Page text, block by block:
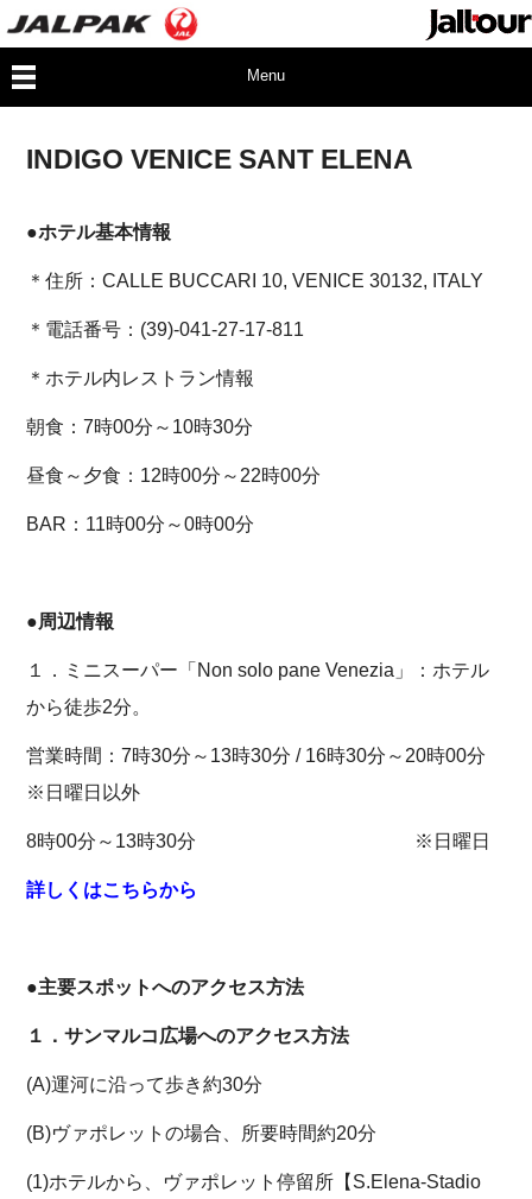
Menu
INDIGO VENICE SANT ELENA
●ホテル基本情報
＊住所：CALLE BUCCARI 10, VENICE 30132, ITALY
＊電話番号：(39)-041-27-17-811
＊ホテル内レストラン情報
朝食：7時00分～10時30分
昼食～夕食：12時00分～22時00分
BAR：11時00分～0時00分
●周辺情報
１．ミニスーパー「Non solo pane Venezia」：ホテル
から徒歩2分。
営業時間：7時30分～13時30分 / 16時30分～20時00分
※日曜日以外
8時00分～13時30分 ※日曜日
詳しくはこちらから
●主要スポットへのアクセス方法
１．サンマルコ広場へのアクセス方法
(A)運河に沿って歩き約30分
(B)ヴァポレットの場合、所要時間約20分
(1)ホテルから、ヴァポレット停留所【S.Elena-Stadio